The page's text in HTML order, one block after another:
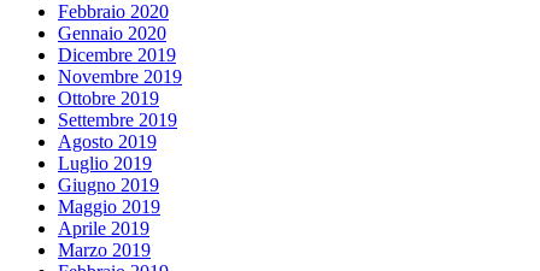
Febbraio 2020
Gennaio 2020
Dicembre 2019
Novembre 2019
Ottobre 2019
Settembre 2019
Agosto 2019
Luglio 2019
Giugno 2019
Maggio 2019
Aprile 2019
Marzo 2019